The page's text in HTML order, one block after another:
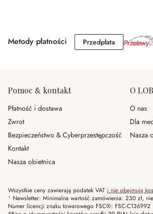
Metody płatności PrzedpłataPrzedpłata
Pomoc & kontakt
Płatność i dostawa
Zwrot
Bezpieczeństwo & Cyberprzestępczość
Kontakt
Nasza obietnica
O
O nas
Dla
Nasza
Wszystkie ceny zawierają podatek VAT i nie obejmują
¹ Newsletter: Minimalna wartość zamówienia: 230 zł,
Numer licencji znaku towarowego FSC®: FSC-